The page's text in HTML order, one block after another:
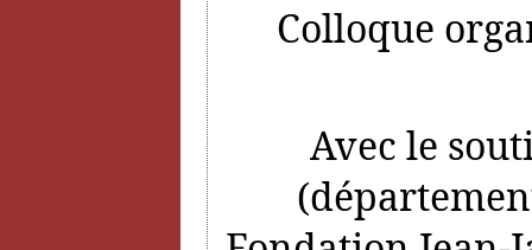
Colloque
Avec le